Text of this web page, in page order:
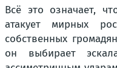
Всё это означает,
атакует мирных
собственных
он выбирает